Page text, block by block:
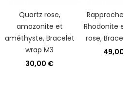
Quartz rose,
amazonite et
améthyste, Bracelet
wrap M3
30,00 €
Rhodonite et
rose,
49,00 €